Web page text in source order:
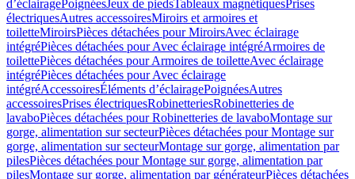
d’éclairagePoignéesJeux de piedsTableaux magnétiquesPrises
électriquesAutres accessoiresMiroirs et armoires et
toiletteMiroirsPièces détachées pour MiroirsAvec éclairage
intégréPièces détachées pour Avec éclairage intégréArmoires de
toilettePièces détachées pour Armoires de toiletteAvec éclairage
intégréPièces détachées pour Avec éclairage
intégréAccessoiresÉléments d’éclairagePoignéesAutres
accessoiresPrises électriquesRobinetteriesRobinetteries de
lavaboPièces détachées pour Robinetteries de lavaboMontage sur
gorge, alimentation sur secteurPièces détachées pour Montage sur
gorge, alimentation sur secteurMontage sur gorge, alimentation par
pilesPièces détachées pour Montage sur gorge, alimentation par
pilesMontage sur gorge, alimentation par générateurPièces détachées